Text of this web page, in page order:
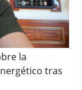
la
tras